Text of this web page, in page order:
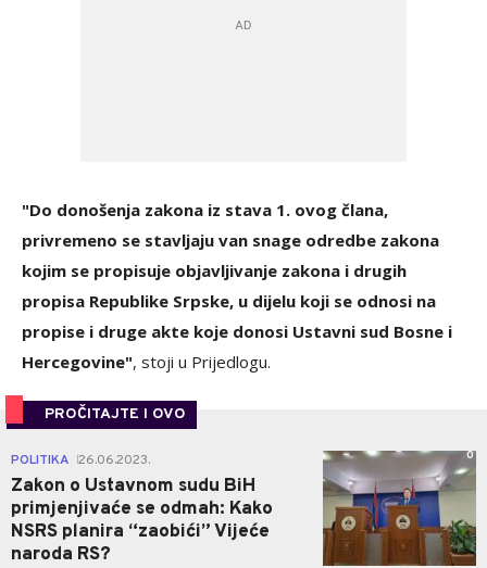
"Do donošenja zakona iz stava 1. ovog člana,
privremeno se stavljaju van snage odredbe zakona
kojim se propisuje objavljivanje zakona i drugih
propisa Republike Srpske, u dijelu koji se odnosi na
propise i druge akte koje donosi Ustavni sud Bosne i
Hercegovine", stoji u Prijedlogu.
PROČITAJTE I OVO
POLITIKA 26.06.2023.
Zakon o Ustavnom sudu BiH
primjenjivaće se odmah: Kako
NSRS planira “zaobići” Vijeće
naroda RS?
0